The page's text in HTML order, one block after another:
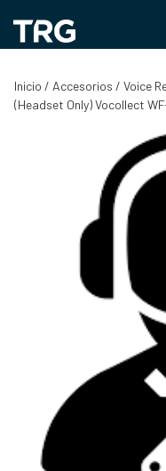
contenido
Inicio / Accesorios / Voice
(Headset Only) Vocollect